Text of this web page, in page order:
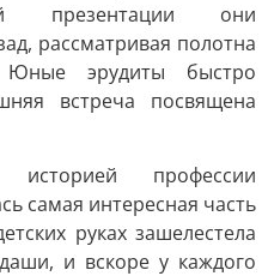
презентации они
рассматривая полотна
эрудиты быстро
встреча посвящена
профессии
самая интересная часть
руках зашелестела
и вскоре у каждого